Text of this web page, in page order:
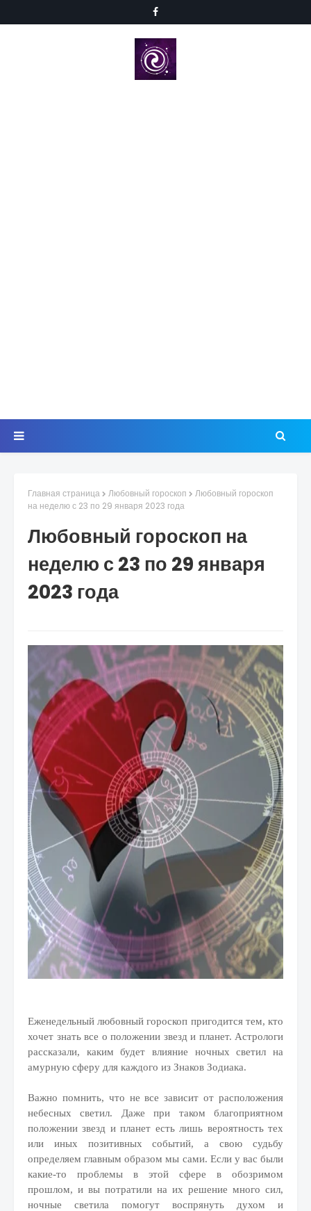
Главная страница Любовный гороскоп
Любовный гороскоп
на неделю с 23 по 29 января 2023 года
Любовный гороскоп на
неделю с 23 по 29 января
2023 года
Еженедельный любовный гороскоп пригодится тем, кто
хочет знать все о положении звезд и планет. Астрологи
рассказали, каким будет влияние ночных светил на
амурную сферу для каждого из Знаков Зодиака.
Важно помнить, что не все зависит от расположения
небесных светил. Даже при таком благоприятном
положении звезд и планет есть лишь вероятность тех
или иных позитивных событий, а свою судьбу
определяем главным образом мы сами. Если у вас были
какие-то проблемы в этой сфере в обозримом
прошлом, и вы потратили на их решение много сил,
ночные светила помогут воспрянуть духом и